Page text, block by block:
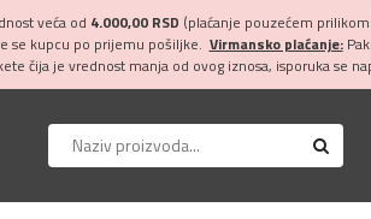
veća od 4.000,00 RSD (plaćanje pouzećem
se kupcu po prijemu pošiljke. Virmansko plaćanje:
čija je vrednost manja od ovog iznosa, isporuka se